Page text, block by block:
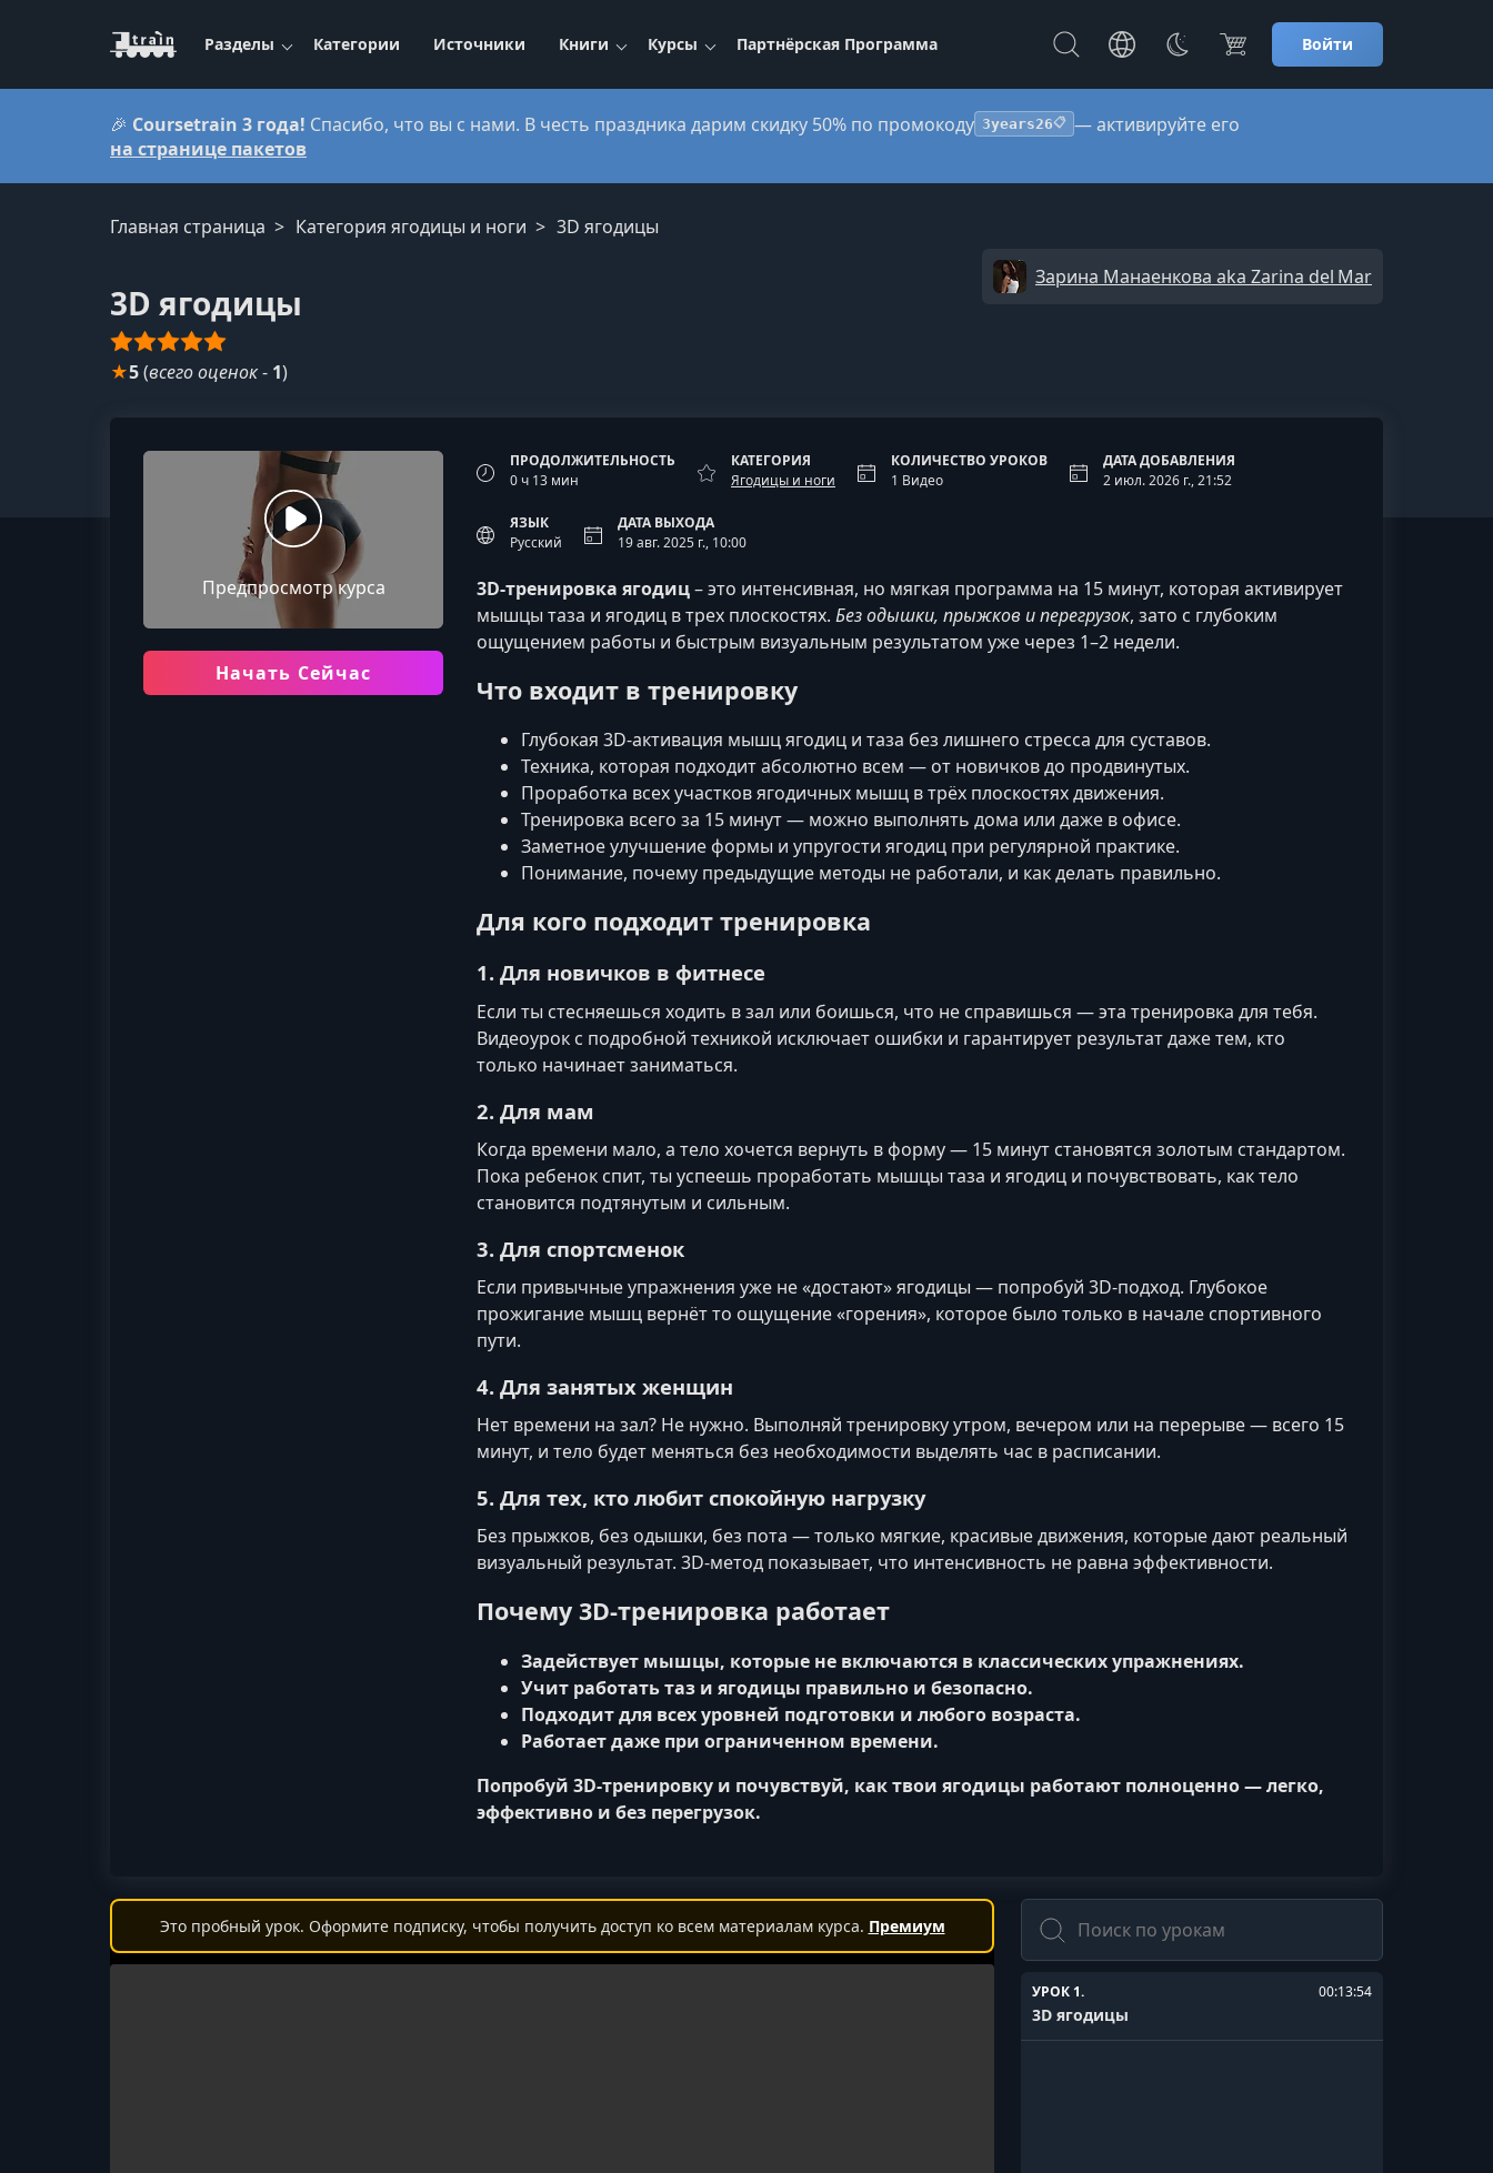
Разделы Категории Источники Книги Курсы Партнёрская Программа Войти
🎉 Coursetrain 3 года! Спасибо, что вы с нами. В честь праздника дарим скидку 50% по промокоду 3years26📋 — активируйте его
на странице пакетов
Главная страница Категория ягодицы и ноги 3D ягодицы
3D ягодицы
Зарина Манаенкова aka Zarina del Mar
★5(всего оценок- 1)
Предпросмотр курса
Начать Сейчас
ПРОДОЛЖИТЕЛЬНОСТЬ
0 ч 13 мин
КАТЕГОРИЯ
Ягодицы и ноги
КОЛИЧЕСТВО УРОКОВ
1 Видео
ДАТА ДОБАВЛЕНИЯ
2 июл. 2026 г., 21:52
ЯЗЫК
Русский
ДАТА ВЫХОДА
19 авг. 2025 г., 10:00
3D-тренировка ягодиц– это интенсивная, но мягкая программа на 15 минут, которая активирует
мышцы таза и ягодиц в трех плоскостях. Без одышки, прыжков и перегрузок, зато с глубоким
ощущением работы и быстрым визуальным результатом уже через 1–2 недели.
Что входит в тренировку
Глубокая 3D-активация мышц ягодиц и таза без лишнего стресса для суставов.
Техника, которая подходит абсолютно всем — от новичков до продвинутых.
Проработка всех участков ягодичных мышц в трёх плоскостях движения.
Тренировка всего за 15 минут — можно выполнять дома или даже в офисе.
Заметное улучшение формы и упругости ягодиц при регулярной практике.
Понимание, почему предыдущие методы не работали, и как делать правильно.
Для кого подходит тренировка
1. Для новичков в фитнесе
Если ты стесняешься ходить в зал или боишься, что не справишься — эта тренировка для тебя.
Видеоурок с подробной техникой исключает ошибки и гарантирует результат даже тем, кто
только начинает заниматься.
2. Для мам
Когда времени мало, а тело хочется вернуть в форму — 15 минут становятся золотым стандартом.
Пока ребенок спит, ты успеешь проработать мышцы таза и ягодиц и почувствовать, как тело
становится подтянутым и сильным.
3. Для спортсменок
Если привычные упражнения уже не «достают» ягодицы — попробуй 3D-подход. Глубокое
прожигание мышц вернёт то ощущение «горения», которое было только в начале спортивного
пути.
4. Для занятых женщин
Нет времени на зал? Не нужно. Выполняй тренировку утром, вечером или на перерыве — всего 15
минут, и тело будет меняться без необходимости выделять час в расписании.
5. Для тех, кто любит спокойную нагрузку
Без прыжков, без одышки, без пота — только мягкие, красивые движения, которые дают реальный
визуальный результат. 3D-метод показывает, что интенсивность не равна эффективности.
Почему 3D-тренировка работает
Задействует мышцы, которые не включаются в классических упражнениях.
Учит работать таз и ягодицы правильно и безопасно.
Подходит для всех уровней подготовки и любого возраста.
Работает даже при ограниченном времени.
Попробуй 3D-тренировку и почувствуй, как твои ягодицы работают полноценно — легко,
эффективно и без перегрузок.
Это пробный урок. Оформите подписку, чтобы получить доступ ко всем материалам курса. Премиум
Поиск
УРОК 1. 00:13:54
3D ягодицы